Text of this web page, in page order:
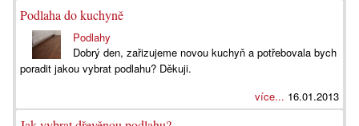
Podlaha do kuchyně
Podlahy
Dobrý den, zařizujeme novou kuchyň a potřebovala bych
poradit jakou vybrat podlahu? Děkuji.
více... 16.01.2013